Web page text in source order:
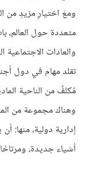
ومعَ اختيارِ مزيدٍ من
متعددة حول العالم،
والعادات
تقلد مهام في دول
مُكلفٌ من الناحية
وهناك مجموعة من
إدارية دولية، منها:
أشياء جديدة،